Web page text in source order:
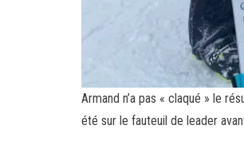
Armand n’a pas « claqué » le
été sur le fauteuil de leader